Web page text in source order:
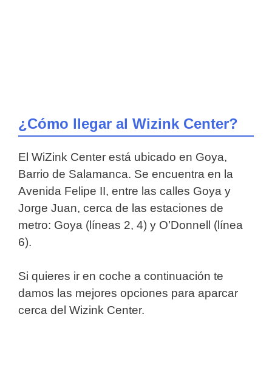
¿Cómo llegar al Wizink Center?
El WiZink Center está ubicado en Goya,
Barrio de Salamanca. Se encuentra en la
Avenida Felipe II, entre las calles Goya y
Jorge Juan, cerca de las estaciones de
metro: Goya (líneas 2, 4) y O’Donnell (línea
6).
Si quieres ir en coche a continuación te
damos las mejores opciones para aparcar
cerca del Wizink Center.